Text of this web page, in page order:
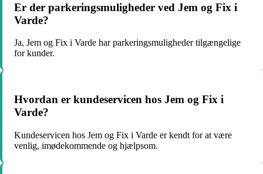
Er der parkeringsmuligheder ved Jem og Fix i
Varde?
Ja, Jem og Fix i Varde har parkeringsmuligheder tilgængelige
for kunder.
Hvordan er kundeservicen hos Jem og Fix i
Varde?
Kundeservicen hos Jem og Fix i Varde er kendt for at være
venlig, imødekommende og hjælpsom.